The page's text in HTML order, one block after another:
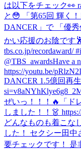
は以下をチェック👀
と😳 「第65回 輝く
DANCER」で 「優
かい応援のお陰です
tbs.co.jp/recordaward/
@TBS_awardsHave a
https://youtu.be/
DANCER 1.5億回再
ぜいっ！！！🔥
「ド
しました！！👗
どんなものも着こな
した！ セクシー田
要チェックです！ 是